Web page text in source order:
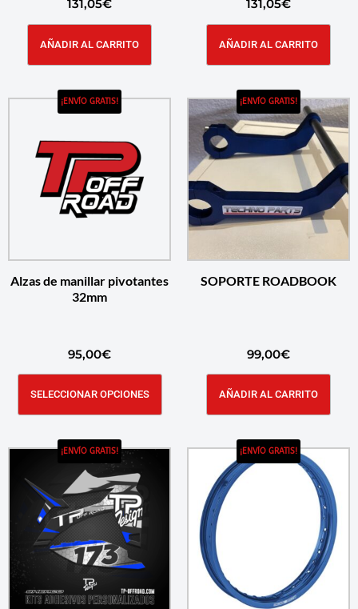
131,05€
AÑADIR AL CARRITO
131,05€
AÑADIR AL CARRITO
¡ENVÍO GRATIS!
Alzas de manillar pivotantes
32mm
95,00€
SELECCIONAR OPCIONES
¡ENVÍO GRATIS!
SOPORTE ROADBOOK
99,00€
AÑADIR AL CARRITO
¡ENVÍO GRATIS! ¡ENVÍO GRATIS!